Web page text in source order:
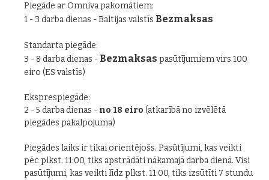
Piegāde ar Omniva pakomātiem:
1 - 3 darba dienas - Baltijas valstīs Bezmaksas
Standarta piegāde:
3 - 8 darba dienas - Bezmaksas pasūtījumiem virs 100
eiro (ES valstīs)
Eksprespiegāde:
2 - 5 darba dienas - no 18 eiro (atkarībā no izvēlētā
piegādes pakalpojuma)
Piegādes laiks ir tikai orientējošs. Pasūtījumi, kas veikti
pēc plkst. 11:00, tiks apstrādāti nākamajā darba dienā. Visi
pasūtījumi, kas veikti līdz plkst. 11:00, tiks izsūtīti 7 stundu